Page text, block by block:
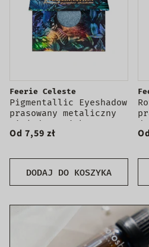
DODAJ DO KOSZYKA
Feerie Celeste
Pigmentallic Eyeshadow
prasowany metaliczny
cień do powiek
Od 7,59 zł